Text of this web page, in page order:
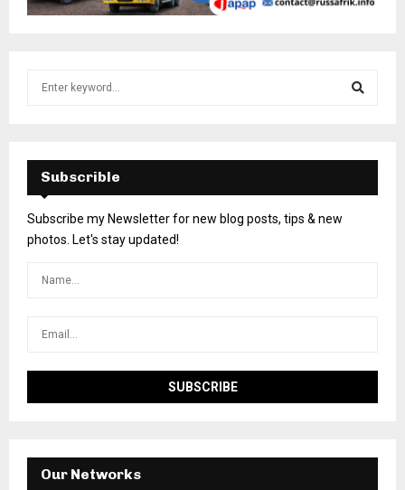
Subscrible
Subscribe my Newsletter for new blog posts, tips & new
photos. Let's stay updated!
Our Networks